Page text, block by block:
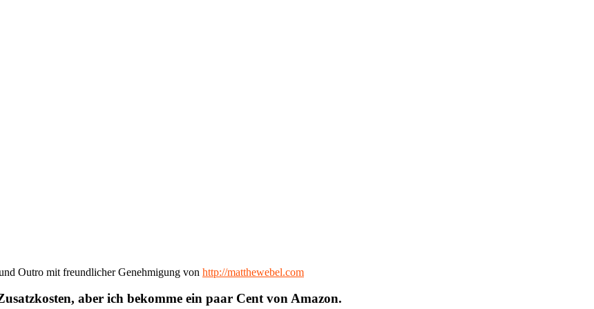
Outro mit freundlicher Genehmigung von http://matthewebel.com
aber ich bekomme ein paar Cent von Amazon.